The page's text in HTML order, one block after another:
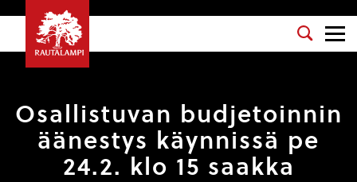
Osallistuvan budjetoinnin
äänestys käynnissä pe
24.2. klo 15 saakka